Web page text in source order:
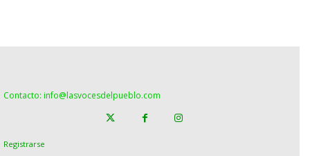
Contacto: info@lasvocesdelpueblo.com
Registrarse